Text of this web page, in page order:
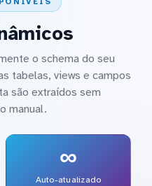
o schema do seu
tabelas, views e campos
são extraídos sem
manual.
∞
Auto-atualizado